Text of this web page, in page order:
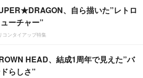
、自ら描いた”レトロ
ーチャー”
コンタイアップ特集
HEAD、結成1周年で見えた”バ
らしさ”